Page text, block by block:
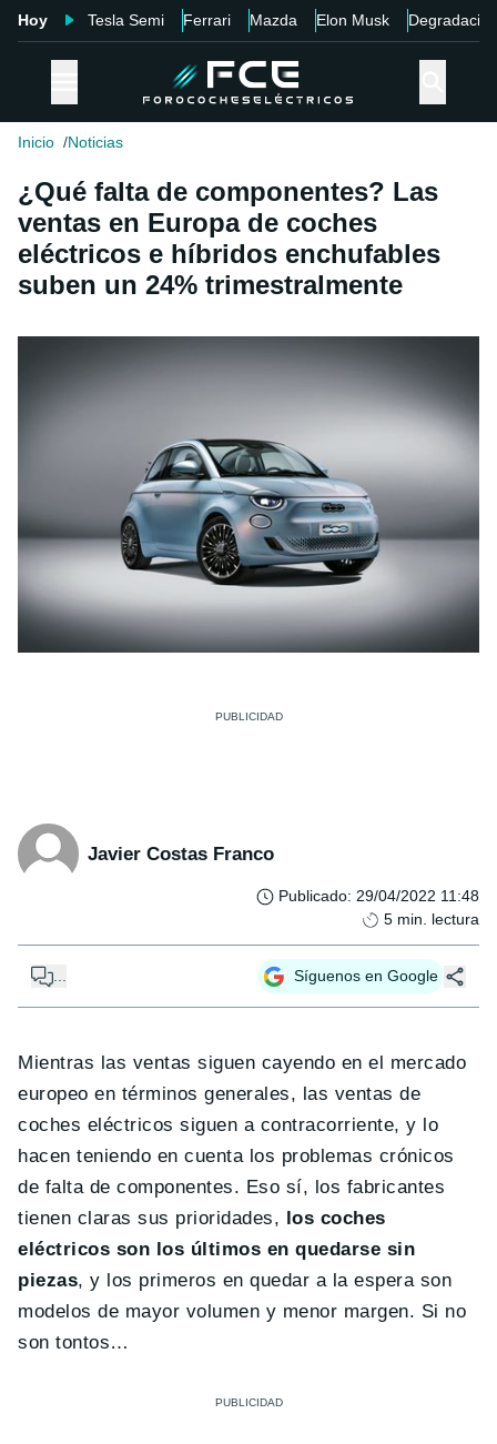
Hoy Tesla Semi Ferrari Mazda Elon Musk Degradación
Inicio Noticias
¿Qué falta de componentes? Las
ventas en Europa de coches
eléctricos e híbridos enchufables
suben un 24% trimestralmente
Javier Costas Franco
Publicado: 29/04/2022 11:48
5 min. lectura
Síguenos en Google
Mientras las ventas siguen cayendo en el mercado
europeo en términos generales, las ventas de
coches eléctricos siguen a contracorriente, y lo
hacen teniendo en cuenta los problemas crónicos
de falta de componentes. Eso sí, los fabricantes
tienen claras sus prioridades, los coches
eléctricos son los últimos en quedarse sin
piezas, y los primeros en quedar a la espera son
modelos de mayor volumen y menor margen. Si no
son tontos…